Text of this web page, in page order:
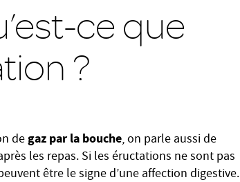
ce que
?
degaz par la bouche, on parle aussi de
les repas. Si les éructations ne sont pas
être le signe d’une affection digestive.